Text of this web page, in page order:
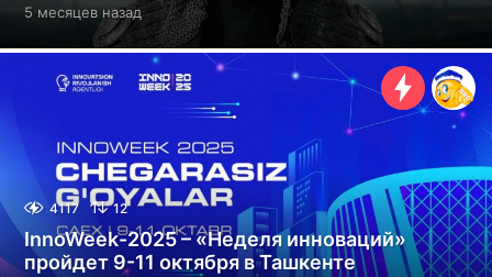
5 месяцев назад 5
м
е
с
я
е
в
н
а
з
а
д
4117 12
InnoWeek-2025 – «Неделя инноваций»
пройдет 9-11 октября в Ташкенте